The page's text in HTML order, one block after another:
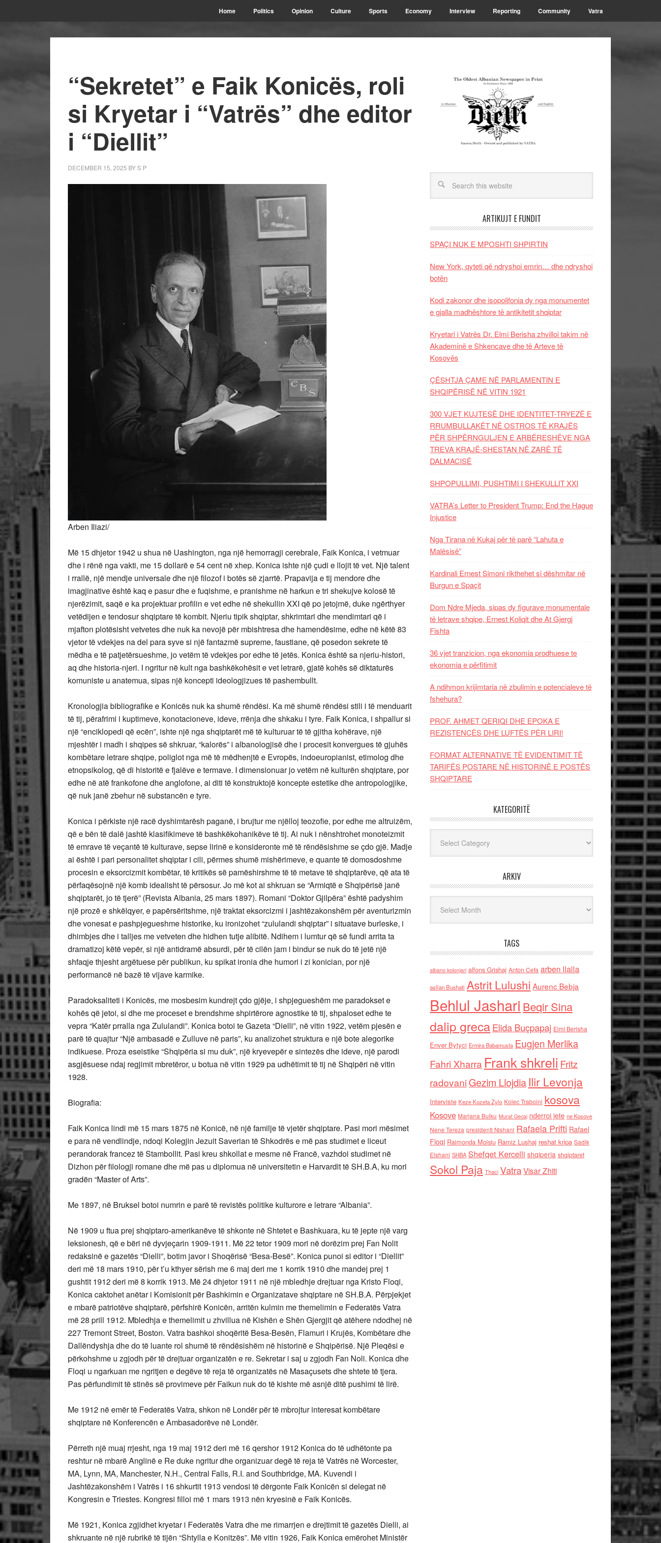
Home Politics Opinion Culture Sports Economy Interview Reporting Community Vatra
“Sekretet” e Faik Konicës, roli
si Kryetar i “Vatrës” dhe editor
i “Diellit”
DECEMBER 15, 2025 BYS P
Arben Iliazi/
Më 15 dhjetor 1942 u shua në Uashington, nga një hemorragji cerebrale, Faik Konica, i vetmuar
dhe i rënë nga vakti, me 15 dollarë e 54 cent në xhep. Konica ishte një çudi e llojit të vet. Një talent
i rrallë, një mendje universale dhe një filozof i botës së zjarrtë. Prapavija e tij mendore dhe
imagjinative është kaq e pasur dhe e fuqishme, e pranishme në harkun e tri shekujve kolosë të
njerëzimit, saqë e ka projektuar profilin e vet edhe në shekullin XXI që po jetojmë, duke ngërthyer
vetëdijen e tendosur shqiptare të kombit. Njeriu tipik shqiptar, shkrimtari dhe mendimtari që i
mjafton plotësisht vetvetes dhe nuk ka nevojë për mbishtresa dhe hamendësime, edhe në këtë 83
vjetor të vdekjes na del para syve si një fantazmë supreme, faustiane, që posedon sekrete të
mëdha e të patjetërsueshme, jo vetëm të vdekjes por edhe të jetës. Konica është sa njeriu-histori,
aq dhe historia-njeri. I ngritur në kult nga bashkëkohësit e vet letrarë, gjatë kohës së diktaturës
komuniste u anatemua, sipas një koncepti ideologjizues të pashembullt.
Kronologjia bibliografike e Konicës nuk ka shumë rëndësi. Ka më shumë rëndësi stili i të menduarit
të tij, përafrimi i kuptimeve, konotacioneve, ideve, rrënja dhe shkaku i tyre. Faik Konica, i shpallur si
një “enciklopedi që ecën”, ishte një nga shqiptarët më të kulturuar të të gjitha kohërave, një
mjeshtër i madh i shqipes së shkruar, “kalorës” i albanologjisë dhe i procesit konvergues të gjuhës
kombëtare letrare shqipe, poliglot nga më të mëdhenjtë e Evropës, indoeuropianist, etimolog dhe
etnopsikolog, që di historitë e fjalëve e termave. I dimensionuar jo vetëm në kulturën shqiptare, por
edhe në atë frankofone dhe anglofone, ai diti të konstruktojë koncepte estetike dhe antropologjike,
që nuk janë zbehur në substancën e tyre.
Konica i përkiste një racë dyshimtarësh paganë, i brujtur me njëlloj teozofie, por edhe me altruizëm,
që e bën të dalë jashtë klasifikimeve të bashkëkohanikëve të tij. Ai nuk i nënshtrohet monoteizmit
të emrave të veçantë të kulturave, sepse lirinë e konsideronte më të rëndësishme se çdo gjë. Madje
ai është i pari personalitet shqiptar i cili, përmes shumë mishërimeve, e quante të domosdoshme
procesin e eksorcizmit kombëtar, të kritikës së pamëshirshme të të metave të shqiptarëve, që ata të
përfaqësojnë një komb idealisht të përsosur. Jo më kot ai shkruan se “Armiqtë e Shqipërisë janë
shqiptarët, jo të tjerë” (Revista Albania, 25 mars 1897). Romani “Doktor Gjilpëra” është padyshim
një prozë e shkëlqyer, e papërsëritshme, një traktat eksorcizmi i jashtëzakonshëm për aventurizmin
dhe vonesat e pashpjegueshme historike, ku ironizohet “zululandi shqiptar” i situatave burleske, i
dhimbjes dhe i talljes me vetveten dhe hidhen tutje alibitë. Ndihem i lumtur që së fundi arrita ta
dramatizoj këtë vepër, si një antidramë absurdi, për të cilën jam i bindur se nuk do të jetë një
shfaqje thjesht argëtuese për publikun, ku spikat ironia dhe humori i zi konician, por një
performancë në bazë të vijave karmike.
Paradoksaliteti i Konicës, me mosbesim kundrejt çdo gjëje, i shpjegueshëm me paradokset e
kohës që jetoi, si dhe me proceset e brendshme shpirtërore agnostike të tij, shpaloset edhe te
vepra “Katër prralla nga Zululandi”. Konica botoi te Gazeta “Dielli”, në vitin 1922, vetëm pjesën e
parë të quajtur “Një ambasadë e Zulluve në paris”, ku analizohet struktura e një bote alegorike
indikuese. Proza eseistike “Shqipëria si mu duk”, një kryevepër e sintezës dhe ideve, një parodi
asgjësuese ndaj regjimit mbretëror, u botua në vitin 1929 pa udhëtimit të tij në Shqipëri në vitin
1928.
Biografia:
Faik Konica lindi më 15 mars 1875 në Konicë, në një familje të vjetër shqiptare. Pasi mori mësimet
e para në vendlindje, ndoqi Kolegjin Jezuit Saverian të Shkodrës e më pas studimet e liceut
perandorak francez të Stambollit. Pasi kreu shkollat e mesme në Francë, vazhdoi studimet në
Dizhon për filologji romane dhe më pas u diplomua në universitetin e Harvardit të SH.B.A, ku mori
gradën “Master of Arts”.
Me 1897, në Bruksel botoi numrin e parë të revistës politike kulturore e letrare “Albania”.
Në 1909 u ftua prej shqiptaro-amerikanëve të shkonte në Shtetet e Bashkuara, ku të jepte një varg
leksionesh, që e bëri në dyvjeçarin 1909-1911. Më 22 tetor 1909 mori në dorëzim prej Fan Nolit
redaksinë e gazetës “Dielli”, botim javor i Shoqërisë “Besa-Besë”. Konica punoi si editor i “Diellit”
deri më 18 mars 1910, për t’u kthyer sërish me 6 maj deri me 1 korrik 1910 dhe mandej prej 1
gushtit 1912 deri më 8 korrik 1913. Më 24 dhjetor 1911 në një mbledhje drejtuar nga Kristo Floqi,
Konica caktohet anëtar i Komisionit për Bashkimin e Organizatave shqiptare në SH.B.A. Përpjekjet
e mbarë patriotëve shqiptarë, përfshirë Konicën, arritën kulmin me themelimin e Federatës Vatra
më 28 prill 1912. Mbledhja e themelimit u zhvillua në Kishën e Shën Gjergjit që atëhere ndodhej në
227 Tremont Street, Boston. Vatra bashkoi shoqëritë Besa-Besën, Flamuri i Krujës, Kombëtare dhe
Dallëndyshja dhe do të luante rol shumë të rëndësishëm në historinë e Shqipërisë. Një Pleqësi e
përkohshme u zgjodh për të drejtuar organizatën e re. Sekretar i saj u zgjodh Fan Noli. Konica dhe
Floqi u ngarkuan me ngritjen e degëve të reja të organizatës në Masaçusets dhe shtete të tjera.
Pas përfundimit të stinës së provimeve për Faikun nuk do të kishte më asnjë ditë pushimi të lirë.
Me 1912 në emër të Federatës Vatra, shkon në Londër për të mbrojtur interesat kombëtare
shqiptare në Konferencën e Ambasadorëve në Londër.
Përreth një muaj rrjesht, nga 19 maj 1912 deri më 16 qershor 1912 Konica do të udhëtonte pa
reshtur në mbarë Anglinë e Re duke ngritur dhe organizuar degë të reja të Vatrës në Worcester,
MA, Lynn, MA, Manchester, N.H., Central Falls, R.I. and Southbridge, MA. Kuvendi i
Jashtëzakonshëm i Vatrës i 16 shkurtit 1913 vendosi të dërgonte Faik Konicën si delegat në
Kongresin e Triestes. Kongresi filloi më 1 mars 1913 nën kryesinë e Faik Konicës.
Më 1921, Konica zgjidhet kryetar i Federatës Vatra dhe me rimarrjen e drejtimit të gazetës Dielli, ai
shkruante në një rubrikë të tijën “Shtylla e Konitzës”. Më vitin 1926, Faik Konica emërohet Ministër
ARTIKUJT E FUNDIT
SPAÇI NUK E MPOSHTI SHPIRTIN
New York, qyteti që ndryshoi emrin… dhe ndryshoi
botën
Kodi zakonor dhe isopolifonia dy nga monumentet
e gjalla madhështore të antikitetit shqiptar
Kryetari i Vatrës Dr. Elmi Berisha zhvilloi takim në
Akademinë e Shkencave dhe të Arteve të
Kosovës
ÇËSHTJA ÇAME NË PARLAMENTIN E
SHQIPËRISË NË VITIN 1921
300 VJET KUJTESË DHE IDENTITET-TRYEZË E
RRUMBULLAKËT NË OSTROS TË KRAJËS
PËR SHPËRNGULJEN E ARBËRESHËVE NGA
TREVA KRAJË-SHESTAN NË ZARË TË
DALMACISË
SHPOPULLIMI, PUSHTIMI I SHEKULLIT XXI
VATRA’s Letter to President Trump: End the Hague
Injustice
Nga Tirana në Kukaj për të parë “Lahuta e
Malësisë”
Kardinali Ernest Simoni rikthehet si dëshmitar në
Burgun e Spaçit
Dom Ndre Mjeda, sipas dy figurave monumentale
të letrave shqipe, Ernest Koliqit dhe At Gjergj
Fishta
36 vjet tranzicion, nga ekonomia prodhuese te
ekonomia e përfitimit
A ndihmon krijimtaria në zbulimin e potencialeve të
fshehura?
PROF. AHMET QERIQI DHE EPOKA E
REZISTENCЁS DHE LUFTЁS PЁR LIRI!
FORMAT ALTERNATIVE TË EVIDENTIMIT TË
TARIFËS POSTARE NË HISTORINË E POSTËS
SHQIPTARE
KATEGORITË
ARKIV
TAGS
albano kolonjari alfons Grishaj Anton Cefa arben llalla
asllan Bushati Astrit Lulushi Aurenc Bebja
Behlul Jashari Beqir Sina
dalip grecaElida Buçpapaj Elmi Berisha
Enver Bytyci Ermira Babamusta Eugjen Merlika
Fahri Xharra Frank shkreli Fritz
radovaniGezim Llojdia Ilir Levonja
Interviste Keze Kozeta Zylo Kolec Traboini kosova
Kosove Marjana Bulku Murat Gecaj nderroi jete ne Kosove
Nene Tereza presidenti Nishani Rafaela Prifti Rafael
Floqi Raimonda Moisiu Ramiz Lushaj reshat kripa Sadik
Elshani SHBA Shefqet Kercelli shqiperia shqiptaret
Sokol Paja Thaci VatraVisar Zhiti